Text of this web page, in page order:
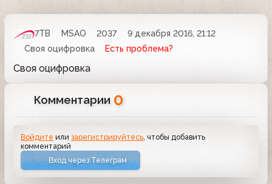
7ТВ MSAO 2037
9 декабря 2016, 21:12
Своя оцифровка
Есть проблема?
Своя оцифровка
Комментарии 0
Войдите илизарегистрируйтесь , чтобы добавить
комментарий
Вход через Телеграм